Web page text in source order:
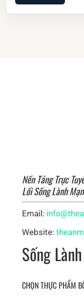
Nền Tảng Trực
Lối Sống Lành
Email:
Website:
Sống
CHỌN THỰC PHẨM